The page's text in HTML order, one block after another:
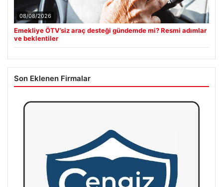
08/08/2026
Emekliye ÖTV’siz araç desteği gündemde mi? Resmi adımlar
ve beklentiler
Son Eklenen Firmalar